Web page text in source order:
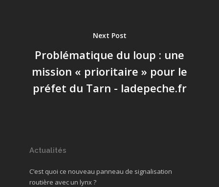
Next Post
Problématique du loup : une
mission « prioritaire » pour le
préfet du Tarn - ladepeche.fr
Actualités
C’est quoi ce nouveau panneau de signalisation
routière avec un lynx ?